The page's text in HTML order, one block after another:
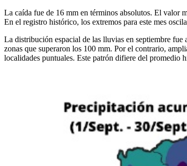
La caída fue de 16 mm en términos absolutos. El valor
En el registro histórico, los extremos para este mes
La distribución espacial de las lluvias en septiembre
zonas que superaron los 100 mm. Por el contrario,
localidades puntuales. Este patrón difiere del promedio